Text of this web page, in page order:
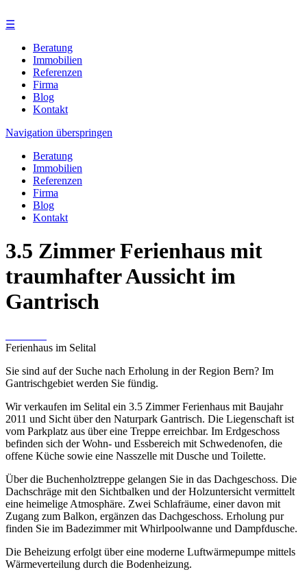
☰
Beratung
Immobilien
Referenzen
Firma
Blog
Kontakt
Navigation überspringen
Beratung
Immobilien
Referenzen
Firma
Blog
Kontakt
3.5 Zimmer Ferienhaus mit
traumhafter Aussicht im
Gantrisch
Ferienhaus im Selital
Sie sind auf der Suche nach Erholung in der Region Bern? Im
Gantrischgebiet werden Sie fündig.
Wir verkaufen im Selital ein 3.5 Zimmer Ferienhaus mit Baujahr
2011 und Sicht über den Naturpark Gantrisch. Die Liegenschaft ist
vom Parkplatz aus über eine Treppe erreichbar. Im Erdgeschoss
befinden sich der Wohn- und Essbereich mit Schwedenofen, die
offene Küche sowie eine Nasszelle mit Dusche und Toilette.
Über die Buchenholztreppe gelangen Sie in das Dachgeschoss. Die
Dachschräge mit den Sichtbalken und der Holzuntersicht vermittelt
eine heimelige Atmosphäre. Zwei Schlafräume, einer davon mit
Zugang zum Balkon, ergänzen das Dachgeschoss. Erholung pur
finden Sie im Badezimmer mit Whirlpoolwanne und Dampfdusche.
Die Beheizung erfolgt über eine moderne Luftwärmepumpe mittels
Wärmeverteilung durch die Bodenheizung.